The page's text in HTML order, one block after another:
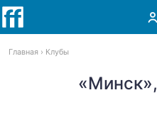
Главная Клубы
«Минск»,